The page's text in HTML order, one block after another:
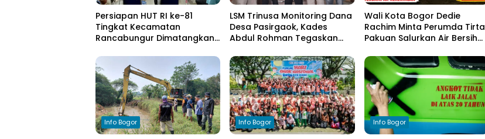
Persiapan HUT RI ke-81
Tingkat Kecamatan
Rancabungur Dimatangkan
Seluruh Elemen Masyarakat
LSM Trinusa Monitoring Dana
Desa Pasirgaok, Kades
Abdul Rohman Tegaskan
Pengelolaan Anggaran
Wali Kota Bogor Dedie
Rachim Minta Perumda Tirta
Pakuan Salurkan Air Bersih
Kekeringan
Info Bogor Info Bogor Info Bogor